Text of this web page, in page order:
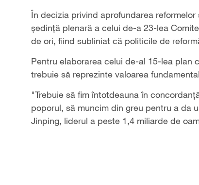
În decizia privind aprofundarea
ședință plenară a celui de-a 23-lea
de ori, fiind subliniat că politicile de
Pentru elaborarea celui de-al 15-lea plan
trebuie să reprezinte valoarea
"Trebuie să fim întotdeauna în
poporul, să muncim din greu pentru a da
Jinping, liderul a peste 1,4 miliarde de